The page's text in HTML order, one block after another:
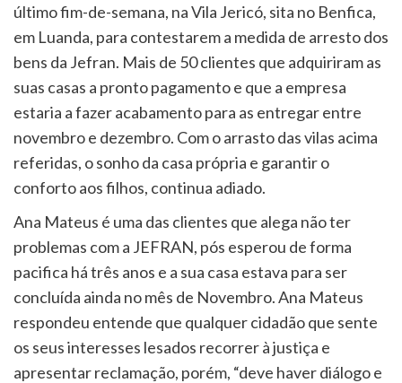
último fim-de-semana, na Vila Jericó, sita no Benfica,
em Luanda, para contestarem a medida de arresto dos
bens da Jefran. Mais de 50 clientes que adquiriram as
suas casas a pronto pagamento e que a empresa
estaria a fazer acabamento para as entregar entre
novembro e dezembro. Com o arrasto das vilas acima
referidas, o sonho da casa própria e garantir o
conforto aos filhos, continua adiado.
Ana Mateus é uma das clientes que alega não ter
problemas com a JEFRAN, pós esperou de forma
pacifica há três anos e a sua casa estava para ser
concluída ainda no mês de Novembro. Ana Mateus
respondeu entende que qualquer cidadão que sente
os seus interesses lesados recorrer à justiça e
apresentar reclamação, porém, “deve haver diálogo e